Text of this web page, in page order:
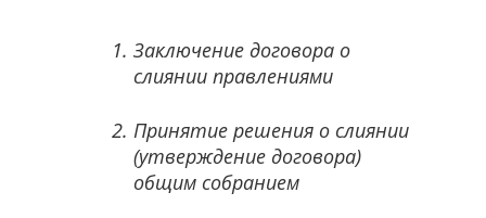
Заключение договора о
слиянии правлениями
Принятие решения о слиянии
(утверждение договора)
общим собранием